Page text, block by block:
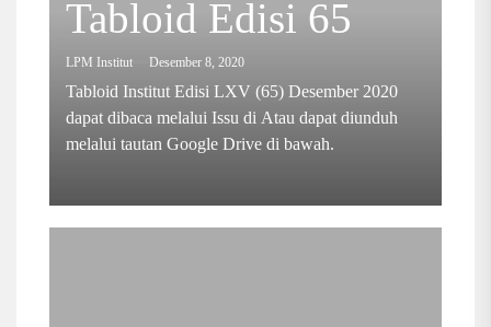
Tabloid Edisi 65
LPM Institut Desember 8, 2020
Tabloid Institut Edisi LXV (65) Desember 2020
dapat dibaca melalui Issu di Atau dapat diunduh
melalui tautan Google Drive di bawah.